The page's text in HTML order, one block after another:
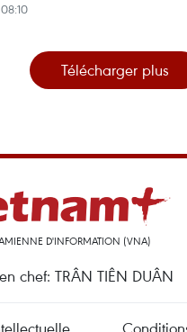
Télécharger plus
D'INFORMATION (VNA)
chef: TRÂN TIÊN DUÂN